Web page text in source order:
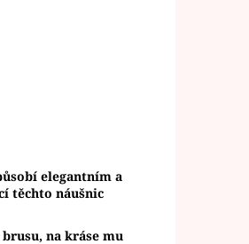
elegantním a
těchto náušnic
na kráse mu